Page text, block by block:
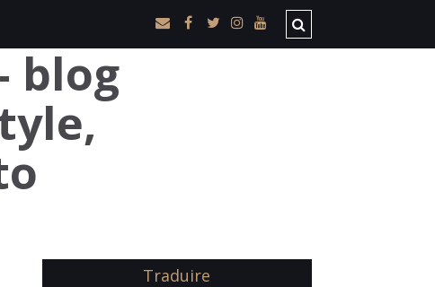
Traduire